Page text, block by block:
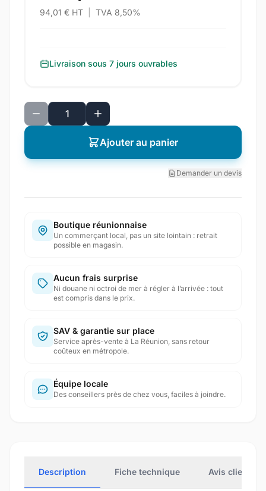
94,01 € HT TVA 8,50%
Livraison sous 7 jours ouvrables
Ajouter au panier
Demander un devis
Boutique réunionnaise
Un commerçant local, pas un site lointain : retrait
possible en magasin.
Aucun frais surprise
Ni douane ni octroi de mer à régler à l’arrivée : tout
est compris dans le prix.
SAV & garantie sur place
Service après-vente à La Réunion, sans retour
coûteux en métropole.
Équipe locale
Des conseillers près de chez vous, faciles à joindre.
Description Fiche technique Avis clients